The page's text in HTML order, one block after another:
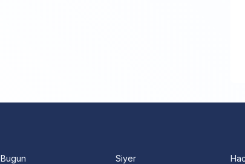
Bugun Siyer